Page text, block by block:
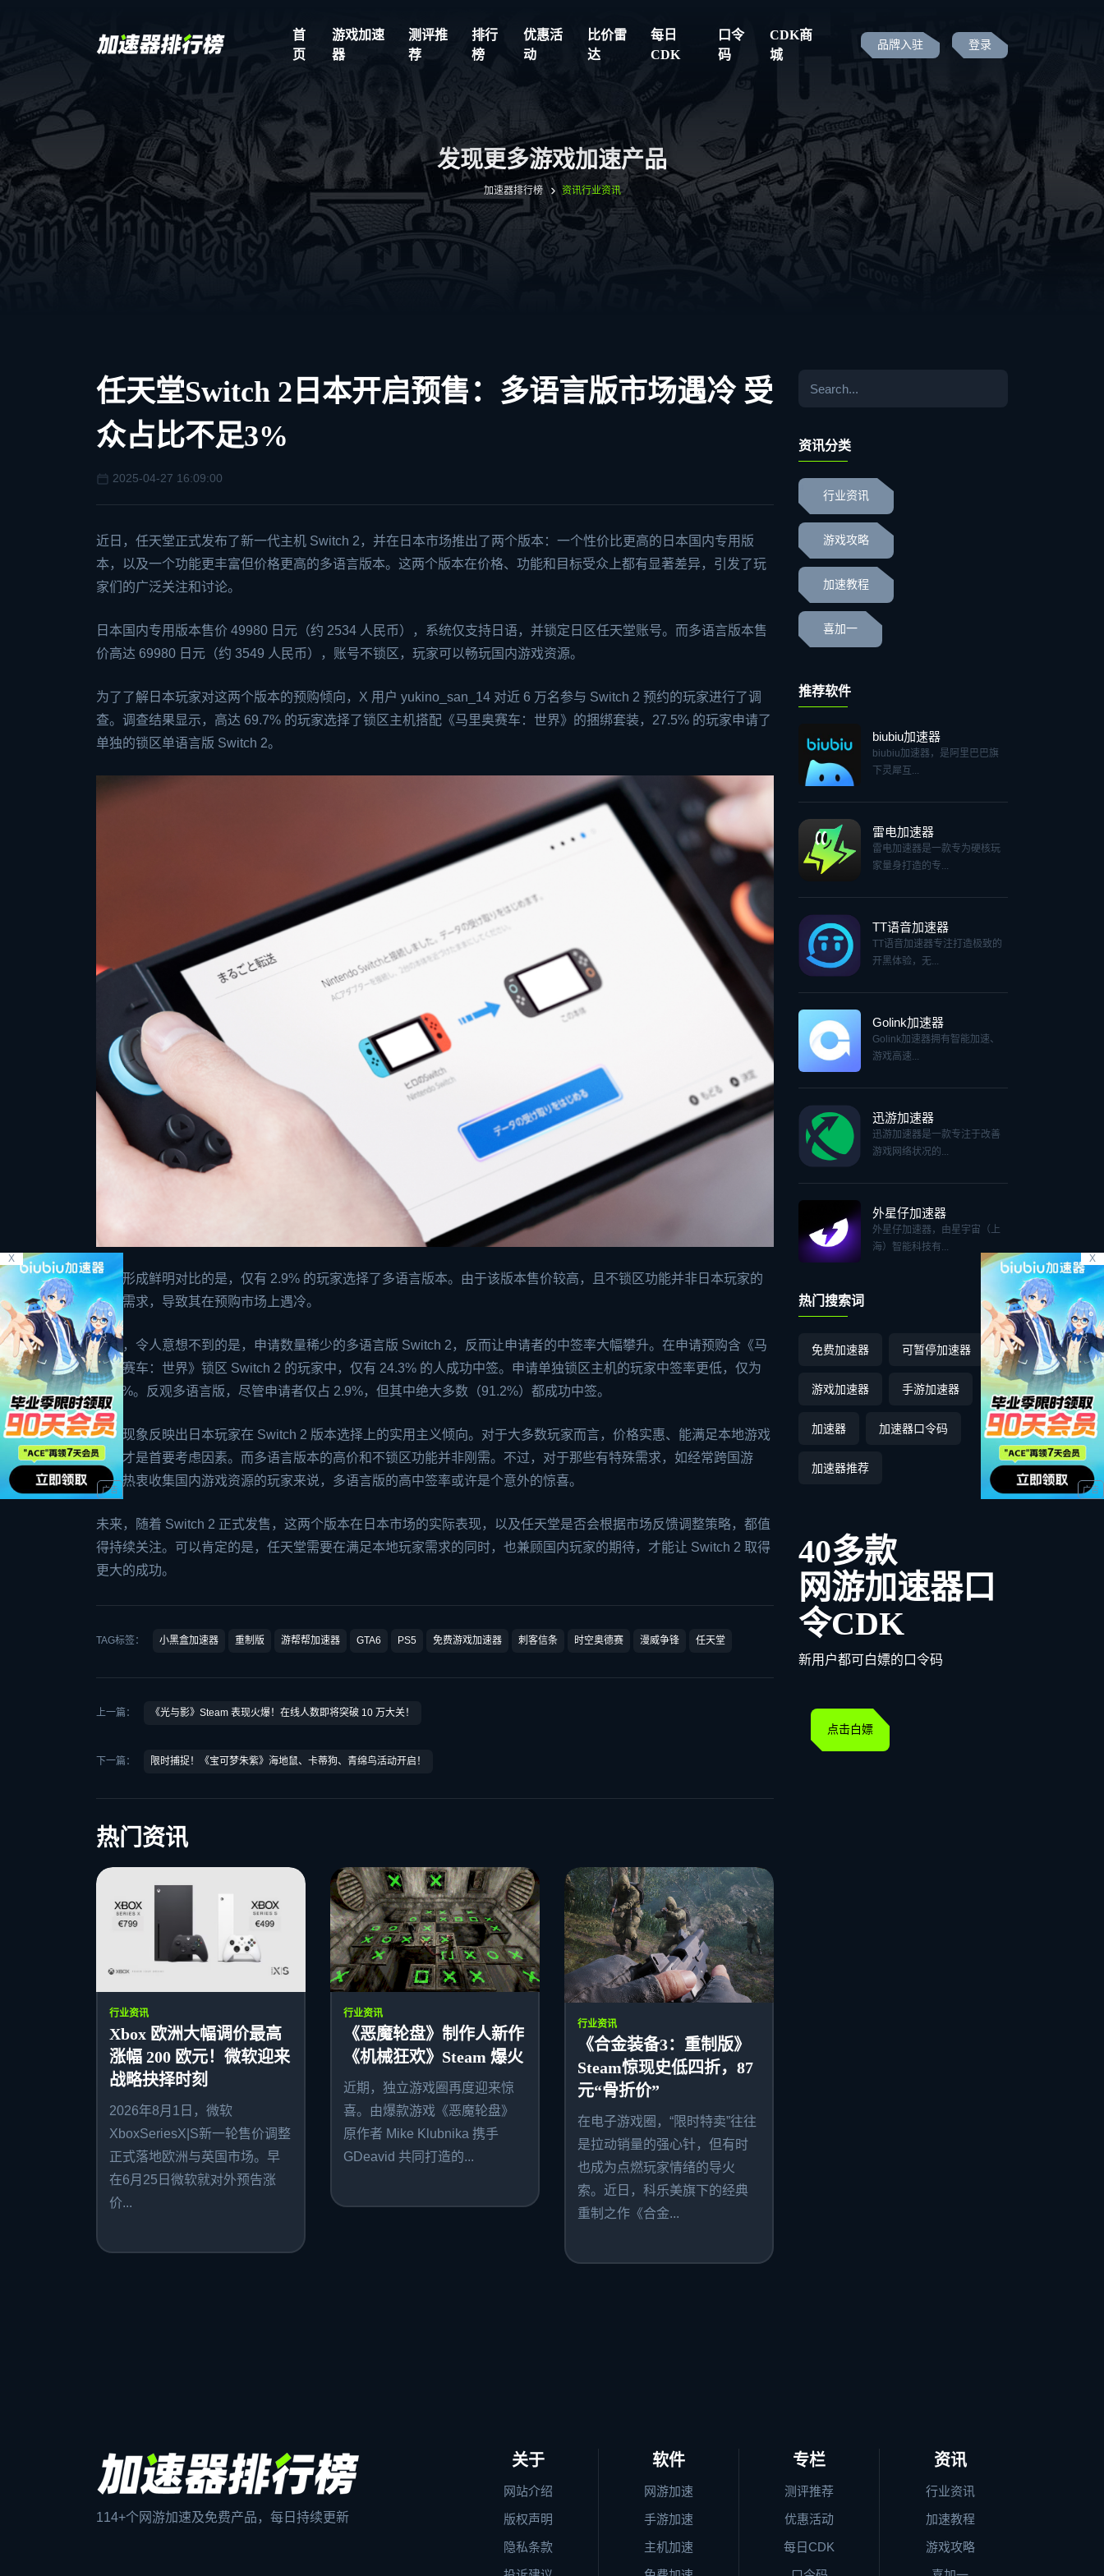
首
页
游戏加速
器
测评推
荐
排行
榜
优惠活
动
比价雷
达
每日
CDK
口令
码
CDK商
城
品牌入驻 登录
X X
发现更多游戏加速产品
加速器排行榜 资讯行业资讯
任天堂Switch 2日本开启预售：多语言版市场遇冷 受
众占比不足3%
2025-04-27 16:09:00
近日，任天堂正式发布了新一代主机 Switch 2，并在日本市场推出了两个版本：一个性价比更高的日本国内专用版
本，以及一个功能更丰富但价格更高的多语言版本。这两个版本在价格、功能和目标受众上都有显著差异，引发了玩
家们的广泛关注和讨论。
日本国内专用版本售价 49980 日元（约 2534 人民币），系统仅支持日语，并锁定日区任天堂账号。而多语言版本售
价高达 69980 日元（约 3549 人民币），账号不锁区，玩家可以畅玩国内游戏资源。
为了了解日本玩家对这两个版本的预购倾向，X 用户 yukino_san_14 对近 6 万名参与 Switch 2 预约的玩家进行了调
查。调查结果显示，高达 69.7% 的玩家选择了锁区主机搭配《马里奥赛车：世界》的捆绑套装，27.5% 的玩家申请了
单独的锁区单语言版 Switch 2。
与之形成鲜明对比的是，仅有 2.9% 的玩家选择了多语言版本。由于该版本售价较高，且不锁区功能并非日本玩家的
普遍需求，导致其在预购市场上遇冷。
然而，令人意想不到的是，申请数量稀少的多语言版 Switch 2，反而让申请者的中签率大幅攀升。在申请预购含《马
里奥赛车：世界》锁区 Switch 2 的玩家中，仅有 24.3% 的人成功中签。申请单独锁区主机的玩家中签率更低，仅为
17.6%。反观多语言版，尽管申请者仅占 2.9%，但其中绝大多数（91.2%）都成功中签。
这一现象反映出日本玩家在 Switch 2 版本选择上的实用主义倾向。对于大多数玩家而言，价格实惠、能满足本地游戏
需求才是首要考虑因素。而多语言版本的高价和不锁区功能并非刚需。不过，对于那些有特殊需求，如经常跨国游
玩、热衷收集国内游戏资源的玩家来说，多语言版的高中签率或许是个意外的惊喜。
未来，随着 Switch 2 正式发售，这两个版本在日本市场的实际表现，以及任天堂是否会根据市场反馈调整策略，都值
得持续关注。可以肯定的是，任天堂需要在满足本地玩家需求的同时，也兼顾国内玩家的期待，才能让 Switch 2 取得
更大的成功。
TAG标签： 小黑盒加速器 重制版 游帮帮加速器 GTA6 PS5 免费游戏加速器 刺客信条 时空奥德赛 漫威争锋 任天堂
上一篇： 《光与影》Steam 表现火爆！在线人数即将突破 10 万大关！
下一篇： 限时捕捉！《宝可梦朱紫》海地鼠、卡蒂狗、青绵鸟活动开启！
热门资讯
行业资讯
Xbox 欧洲大幅调价最高
涨幅 200 欧元！微软迎来
战略抉择时刻
2026年8月1日，微软
XboxSeriesX|S新一轮售价调整
正式落地欧洲与英国市场。早
在6月25日微软就对外预告涨
价...
行业资讯
《恶魔轮盘》制作人新作
《机械狂欢》Steam 爆火
近期，独立游戏圈再度迎来惊
喜。由爆款游戏《恶魔轮盘》
原作者 Mike Klubnika 携手
GDeavid 共同打造的...
行业资讯
《合金装备3：重制版》
Steam惊现史低四折，87
元“骨折价”
在电子游戏圈，“限时特卖”往往
是拉动销量的强心针，但有时
也成为点燃玩家情绪的导火
索。近日，科乐美旗下的经典
重制之作《合金...
资讯分类
行业资讯
游戏攻略
加速教程
喜加一
推荐软件
biubiu加速器
biubiu加速器，是阿里巴巴旗
下灵犀互...
雷电加速器
雷电加速器是一款专为硬核玩
家量身打造的专...
TT语音加速器
TT语音加速器专注打造极致的
开黑体验，无...
Golink加速器
Golink加速器拥有智能加速、
游戏高速...
迅游加速器
迅游加速器是一款专注于改善
游戏网络状况的...
外星仔加速器
外星仔加速器，由星宇宙（上
海）智能科技有...
热门搜索词
免费加速器 可暂停加速器
游戏加速器 手游加速器
加速器 加速器口令码
加速器推荐
40多款
网游加速器口
令CDK
新用户都可白嫖的口令码
点击白嫖
114+个网游加速及免费产品，每日持续更新
关于
网站介绍
版权声明
隐私条款
软件
网游加速
手游加速
主机加速
专栏
测评推荐
优惠活动
每日CDK
资讯
行业资讯
加速教程
游戏攻略